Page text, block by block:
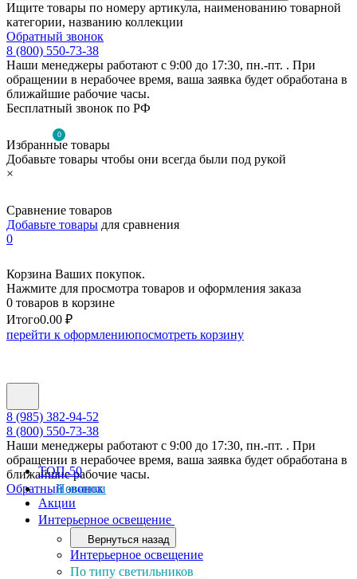
Ищите товары по номеру артикула, наименованию товарной
категории, названию коллекции
Обратный звонок
8 (800) 550-73-38
Наши менеджеры работают с 9:00 до 17:30, пн.-пт. . При
обращении в нерабочее время, ваша заявка будет обработана в
ближайшие рабочие часы.
Бесплатный звонок по РФ
0
Избранные товары
Добавьте товары чтобы они всегда были под рукой
×
Сравнение товаров
Добавьте товары для сравнения
0
Корзина Ваших покупок.
Нажмите для просмотра товаров и оформления заказа
0 товаров в корзине
Итого0.00 ₽
перейти к оформлениюпосмотреть корзину
8 (985) 382-94-52
8 (800) 550-73-38
Наши менеджеры работают с 9:00 до 17:30, пн.-пт. . При
обращении в нерабочее время, ваша заявка будет обработана в
ближайшие рабочие часы.
Обратный звонок
ТОП-50
Новинки
Акции
Интерьерное освещение
Вернуться назад
Интерьерное освещение
По типу светильников